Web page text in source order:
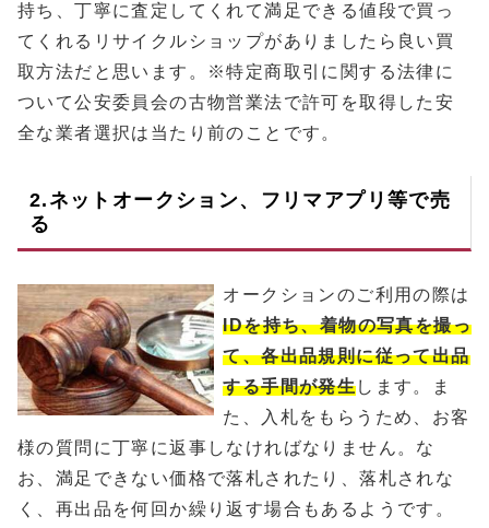
持ち、丁寧に査定してくれて満足できる値段で買っ
てくれるリサイクルショップがありましたら良い買
取方法だと思います。※特定商取引に関する法律に
ついて公安委員会の古物営業法で許可を取得した安
全な業者選択は当たり前のことです。
2.ネットオークション、フリマアプリ等で売
る
オークションのご利用の際は
IDを持ち、着物の写真を撮っ
て、各出品規則に従って出品
する手間が発生します。ま
た、入札をもらうため、お客
様の質問に丁寧に返事しなければなりません。な
お、満足できない価格で落札されたり、落札されな
く、再出品を何回か繰り返す場合もあるようです。